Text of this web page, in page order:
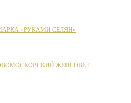
«РУКАМИ СЕЛЯН»
ЖЕНСОВЕТ